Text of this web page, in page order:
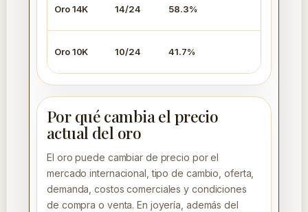
Oro 14K 14/24 58.3%
Oro 10K 10/24 41.7%
Por qué cambia el precio
actual del oro
El oro puede cambiar de precio por el
mercado internacional, tipo de cambio, oferta,
demanda, costos comerciales y condiciones
de compra o venta. En joyería, además del